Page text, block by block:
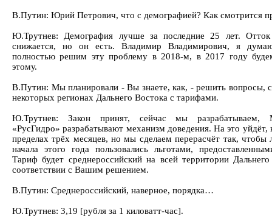
В.Путин: Юрий Петрович, что с демографией? Как смотрится
Ю.Трутнев: Демография лучше за последние 25 лет. Отток
снижается, но он есть. Владимир Владимирович, я
полностью решим эту проблему в 2018-м, в 2017 году
этому.
В.Путин: Мы планировали - Вы знаете, как, - решить вопросы,
некоторых регионах Дальнего Востока с тарифами.
Ю.Трутнев: Закон принят, сейчас мы разрабатываем,
«РусГидро» разрабатывают механизм доведения. На это уйдёт,
пределах трёх месяцев, но мы сделаем перерасчёт так,
начала этого года пользовались льготами,
Тариф будет среднероссийский на всей территории
соответствии с Вашим решением.
В.Путин: Среднероссийский, наверное, порядка…
Ю.Трутнев: 3,19 [рубля за 1 киловатт-час].